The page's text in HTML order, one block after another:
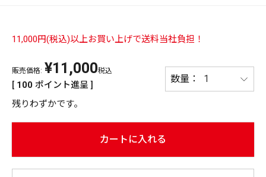
PREMIUM
2026
11,000円(税込)以上お買い上げで送料当社負担！
販売価格: ¥11,000税込
[ 100 ポイント進呈 ]
残りわずかです。
カートに入れる